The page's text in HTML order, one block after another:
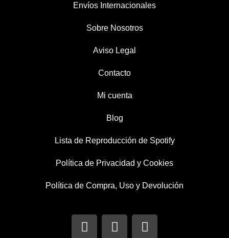
Envíos Internacionales
Sobre Nosotros
Aviso Legal
Contacto
Mi cuenta
Blog
Lista de Reproducción de Spotify
Política de Privacidad y Cookies
Política de Compra, Uso y Devolución
I
n
T
w
F
a